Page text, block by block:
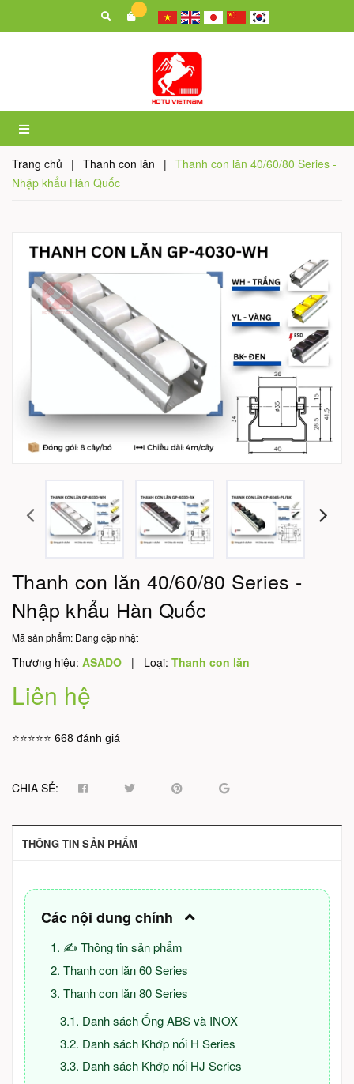
Trang chủ | Thanh con lăn | Thanh con lăn 40/60/80 Series -
Nhập khẩu Hàn Quốc
Thanh con lăn 40/60/80 Series -
Nhập khẩu Hàn Quốc
Mã sản phẩm:Đang cập nhật
Thương hiệu: ASADO | Loại: Thanh con lăn
Liên hệ
⭐⭐⭐⭐⭐ 668 đánh giá
CHIA SẺ:
THÔNG TIN SẢN PHẨM
Các nội dung chính
✍ Thông tin sản phẩm
Thanh con lăn 60 Series
Thanh con lăn 80 Series
Danh sách Ống ABS và INOX
Danh sách Khớp nối H Series
Danh sách Khớp nối HJ Series